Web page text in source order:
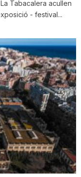
Tabacalera acullen
- festival...